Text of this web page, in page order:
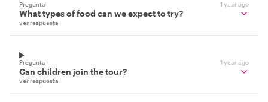
Pregunta 1 year ago
What types of food can we expect to try?
ver respuesta
Pregunta 1 year ago
Can children join the tour?
ver respuesta